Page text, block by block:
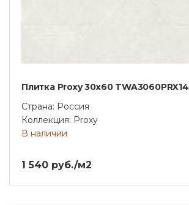
Плитка Proxy 30x60 TWA3060PRX14
Страна: Россия
Коллекция: Proxy
В наличии
1 540 руб./м2